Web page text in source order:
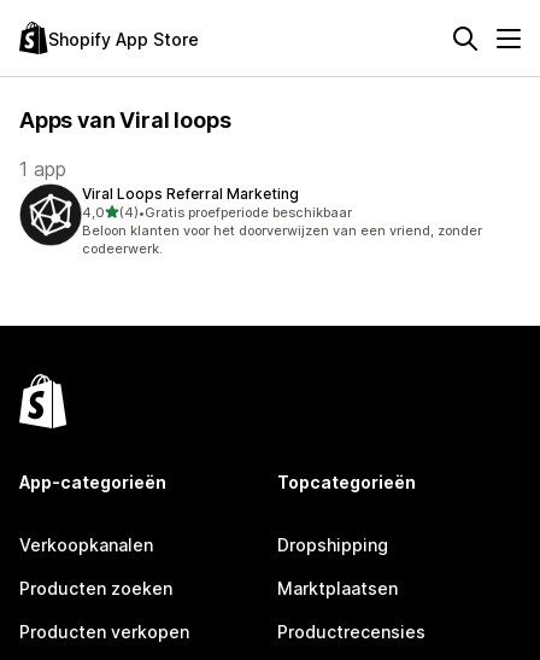
Shopify App Store
Apps van Viral loops
1 app
Viral Loops Referral Marketing
4,0van 5 sterren
(4)
4 recensies in totaal
•Gratis proefperiode beschikbaar
Beloon klanten voor het doorverwijzen van een vriend, zonder
codeerwerk.
App-categorieën
Verkoopkanalen
Producten zoeken
Producten verkopen
Topcategorieën
Dropshipping
Marktplaatsen
Productrecensies